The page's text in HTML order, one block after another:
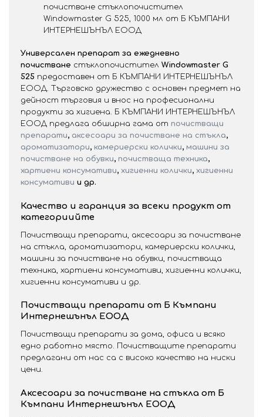
почистване стъклопочистител
Windowmaster G 525, 1000 мл от Б КЪМПАНИ
ИНТЕРНЕШЪНЪЛ ЕООД
Универсален препарат за ежедневно
почистване стъклопочистител Windowmaster G
525 предоставен от Б КЪМПАНИ ИНТЕРНЕШЪНЪЛ
ЕООД. Търговско дружество с основен предмет на
дейност търговия и внос на професионални
продукти за хигиена. Б КЪМПАНИ ИНТЕРНЕШЪНЪЛ
ЕООД предлага обширна гама от почистващи
препарати, аксесоари за почистване на стъкла,
ароматизатори, камериерски колички, машини за
почистване на обувки, почистваща техника,
хартиени консумативи, хигиенни колички, хигиенни
консумативи и др.
Качество и гаранция за всеки продукт от
категориийте
Почистващи препарати, аксесоари за почистване
на стъкла, ароматизатори, камериерски колички,
машини за почистване на обувки, почистваща
техника, хартиени консумативи, хигиенни колички,
хигиенни консумативи и др.
Почистващи препарати от Б Къмпани
Интернешънъл ЕООД
Почистващи препарати за дома, офиса и всяко
едно работно място. Почистващите препарати
предлагани от нас са с високо качество на ниски
цени.
Аксесоари за почистване на стъкла от Б
Къмпани Интернешънъл ЕООД